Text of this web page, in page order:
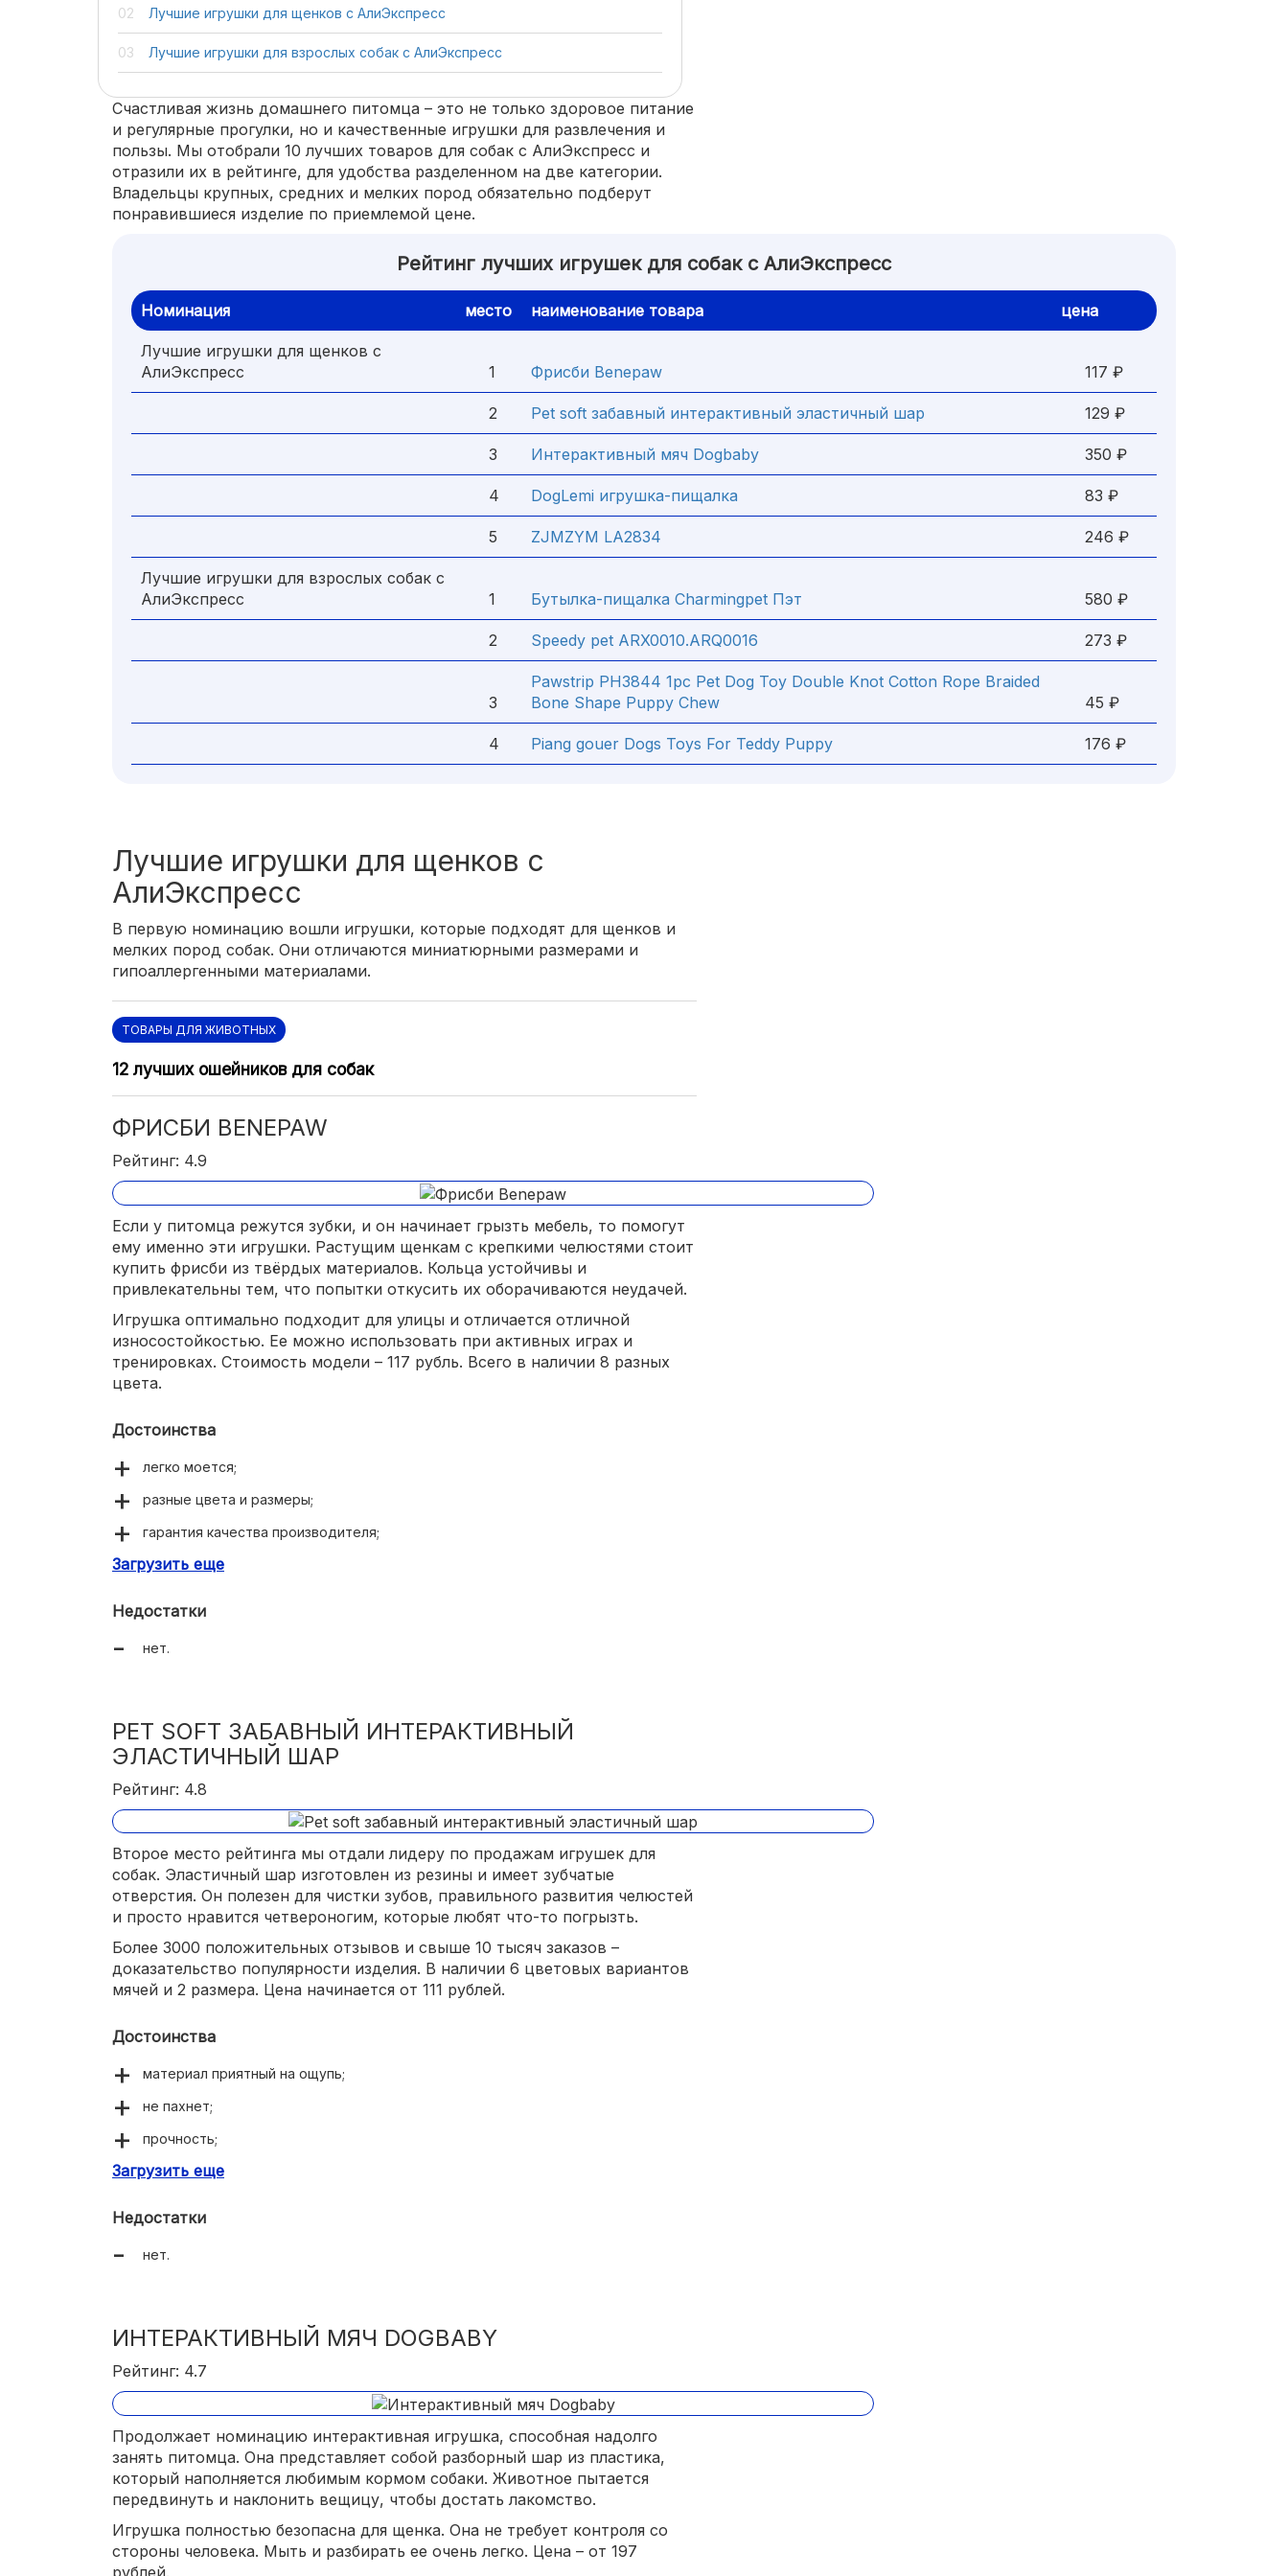
Лучшие игрушки для щенков с АлиЭкспресс
Лучшие игрушки для взрослых собак с АлиЭкспресс
Счастливая жизнь домашнего питомца – это не только здоровое питание
и регулярные прогулки, но и качественные игрушки для развлечения и
пользы. Мы отобрали 10 лучших товаров для собак с АлиЭкспресс и
отразили их в рейтинге, для удобства разделенном на две категории.
Владельцы крупных, средних и мелких пород обязательно подберут
понравившиеся изделие по приемлемой цене.
Рейтинг лучших игрушек для собак с АлиЭкспресс
Номинация место наименование товара цена
Лучшие игрушки для щенков с
АлиЭкспресс
1 Фрисби Benepaw 117 ₽
2 Pet soft забавный интерактивный эластичный шар 129 ₽
3 Интерактивный мяч Dogbaby 350 ₽
4 DogLemi игрушка-пищалка 83 ₽
5 ZJMZYM LA2834 246 ₽
Лучшие игрушки для взрослых собак с
АлиЭкспресс
1 Бутылка-пищалка Charmingpet Пэт 580 ₽
2 Speedy pet ARX0010.ARQ0016 273 ₽
3
Pawstrip PH3844 1pc Pet Dog Toy Double Knot Cotton Rope Braided
Bone Shape Puppy Chew
45 ₽
4 Piang gouer Dogs Toys For Teddy Puppy 176 ₽
Лучшие игрушки для щенков с
АлиЭкспресс
В первую номинацию вошли игрушки, которые подходят для щенков и
мелких пород собак. Они отличаются миниатюрными размерами и
гипоаллергенными материалами.
ТОВАРЫ ДЛЯ ЖИВОТНЫХ
12 лучших ошейников для собак
ФРИСБИ BENEPAW
Рейтинг: 4.9
Если у питомца режутся зубки, и он начинает грызть мебель, то помогут
ему именно эти игрушки. Растущим щенкам с крепкими челюстями стоит
купить фрисби из твёрдых материалов. Кольца устойчивы и
привлекательны тем, что попытки откусить их оборачиваются неудачей.
Игрушка оптимально подходит для улицы и отличается отличной
износостойкостью. Ее можно использовать при активных играх и
тренировках. Стоимость модели – 117 рубль. Всего в наличии 8 разных
цвета.
Достоинства
легко моется;
разные цвета и размеры;
гарантия качества производителя;
крепкие.
Загрузить еще
Недостатки
нет.
PET SOFT ЗАБАВНЫЙ ИНТЕРАКТИВНЫЙ
ЭЛАСТИЧНЫЙ ШАР
Рейтинг: 4.8
Второе место рейтинга мы отдали лидеру по продажам игрушек для
собак. Эластичный шар изготовлен из резины и имеет зубчатые
отверстия. Он полезен для чистки зубов, правильного развития челюстей
и просто нравится четвероногим, которые любят что-то погрызть.
Более 3000 положительных отзывов и свыше 10 тысяч заказов –
доказательство популярности изделия. В наличии 6 цветовых вариантов
мячей и 2 размера. Цена начинается от 111 рублей.
Достоинства
материал приятный на ощупь;
не пахнет;
прочность;
высокое качество;
Загрузить еще
Недостатки
нет.
ИНТЕРАКТИВНЫЙ МЯЧ DOGBABY
Рейтинг: 4.7
Продолжает номинацию интерактивная игрушка, способная надолго
занять питомца. Она представляет собой разборный шар из пластика,
который наполняется любимым кормом собаки. Животное пытается
передвинуть и наклонить вещицу, чтобы достать лакомство.
Игрушка полностью безопасна для щенка. Она не требует контроля со
стороны человека. Мыть и разбирать ее очень легко. Цена – от 197
рублей.